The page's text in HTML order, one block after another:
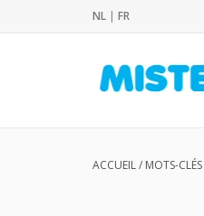
NL | FR
ACCUEIL/ MOTS-CLÉS